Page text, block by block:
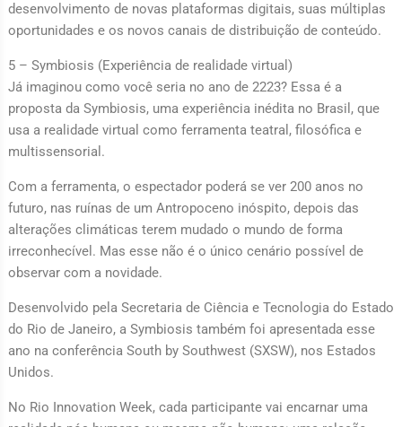
desenvolvimento de novas plataformas digitais, suas múltiplas
oportunidades e os novos canais de distribuição de conteúdo.
5 – Symbiosis (Experiência de realidade virtual)
Já imaginou como você seria no ano de 2223? Essa é a
proposta da Symbiosis, uma experiência inédita no Brasil, que
usa a realidade virtual como ferramenta teatral, filosófica e
multissensorial.
Com a ferramenta, o espectador poderá se ver 200 anos no
futuro, nas ruínas de um Antropoceno inóspito, depois das
alterações climáticas terem mudado o mundo de forma
irreconhecível. Mas esse não é o único cenário possível de
observar com a novidade.
Desenvolvido pela Secretaria de Ciência e Tecnologia do Estado
do Rio de Janeiro, a Symbiosis também foi apresentada esse
ano na conferência South by Southwest (SXSW), nos Estados
Unidos.
No Rio Innovation Week, cada participante vai encarnar uma